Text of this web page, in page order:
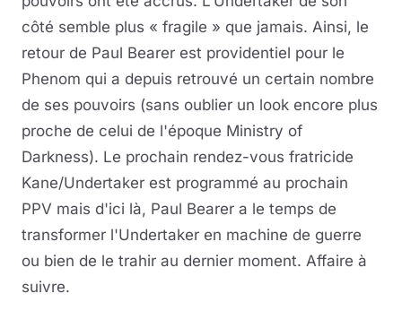
côté semble plus « fragile » que jamais. Ainsi, le
retour de Paul Bearer est providentiel pour le
Phenom qui a depuis retrouvé un certain nombre
de ses pouvoirs (sans oublier un look encore plus
proche de celui de l'époque Ministry of
Darkness). Le prochain rendez-vous fratricide
Kane/Undertaker est programmé au prochain
PPV mais d'ici là, Paul Bearer a le temps de
transformer l'Undertaker en machine de guerre
ou bien de le trahir au dernier moment. Affaire à
suivre.